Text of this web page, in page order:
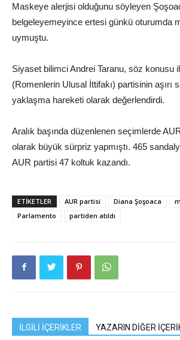
Maskeye alerjisi olduğunu söyleyen
belgeleyemeyince ertesi günkü oturumda
uymuştu.
Siyaset bilimci Andrei Taranu, söz konusu
(Romenlerin Ulusal İttifakı) partisinin aşırı
yaklaşma hareketi olarak değerlendirdi.
Aralık başında düzenlenen seçimlerde
olarak büyük sürpriz yapmıştı. 465
AUR partisi 47 koltuk kazandı.
ETIKETLER AUR partisi Diana Şoşoaca
Parlamento
partiden atıldı
İLGİLİ İÇERİKLER YAZARIN DİĞER